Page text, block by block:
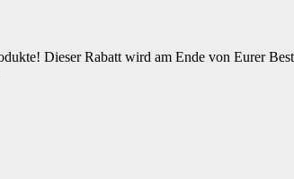
Dieser Rabatt wird am Ende von Eurer